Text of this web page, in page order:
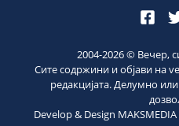
2004-2026© Вечер,
Сите содржини и објави на
редакцијата. Делумно
Develop & Design